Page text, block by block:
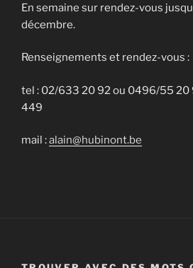
En semaine sur rendez-vous
décembre.
Renseignements et rendez-vous :
tel : 02/633 20 92 ou 0496/55
449
mail :alain@hubinont.be